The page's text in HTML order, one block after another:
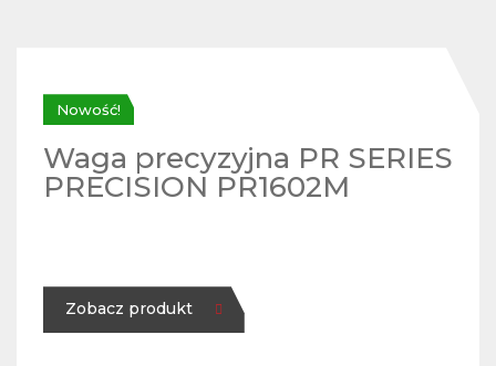
Nowość!
Waga precyzyjna PR SERIES
PRECISION PR1602M
Zobacz produkt